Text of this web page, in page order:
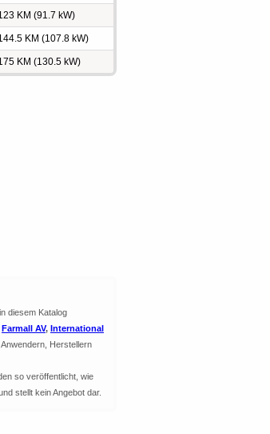
KM (91.7 kW)
KM (107.8 kW)
KM (130.5 kW)
diesem Katalog
Farmall AV, International
Herstellern
so veröffentlicht, wie
stellt kein Angebot dar.